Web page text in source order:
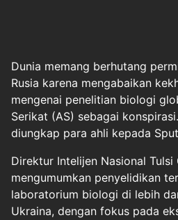
Dunia memang berhutang
Rusia karena mengabaikan
mengenai penelitian biologi
Serikat (AS) sebagai
diungkap para ahli kepada
Direktur Intelijen Nasional Tulsi
mengumumkan penyelidikan
laboratorium biologi di lebih
Ukraina, dengan fokus pada